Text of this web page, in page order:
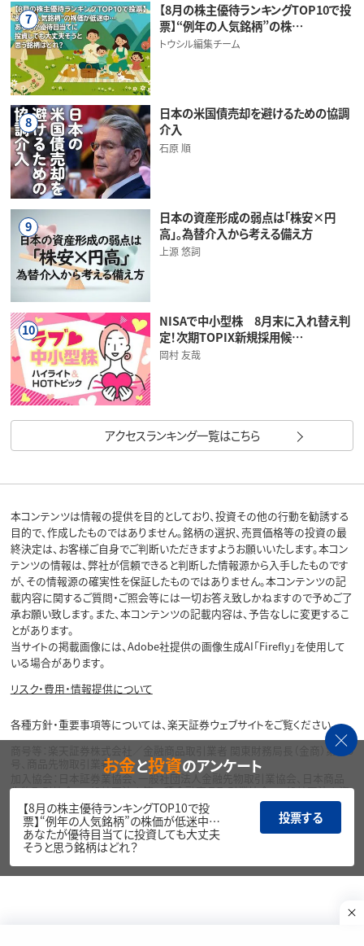
7
【8月の株主優待ランキングTOP10で投
票】“例年の人気銘柄”の株…
トウシル編集チーム
8
日本の米国債売却を避けるための協調
介入
石原 順
9
日本の資産形成の弱点は「株安×円
高」。為替介入から考える備え方
上源 悠詞
10
NISAで中小型株 8月末に入れ替え判
定！次期TOPIX新規採用候…
岡村 友哉
アクセスランキング一覧はこちら
本コンテンツは情報の提供を目的としており、投資その他の行動を勧誘する
目的で、作成したものではありません。銘柄の選択、売買価格等の投資の最
終決定は、お客様ご自身でご判断いただきますようお願いいたします。本コン
テンツの情報は、弊社が信頼できると判断した情報源から入手したものです
が、その情報源の確実性を保証したものではありません。本コンテンツの記
載内容に関するご質問・ご照会等には一切お答え致しかねますので予めご了
承お願い致します。また、本コンテンツの記載内容は、予告なしに変更するこ
とがあります。
当サイトの掲載画像には、Adobe社提供の画像生成AI「Firefly」を使用して
いる場合があります。
リスク・費用・情報提供について
各種方針・重要事項等については、楽天証券ウェブサイトをご覧ください。
商号等：楽天証券株式会社／金融商品取引業者 関東財務局長（金商）第195
号、商品先物取引業者
加入協会：日本証券業協会、一般社団法人金融先物取引業協会、日本商品
先物取引協会、一般社団法人第二種金融商品取引業協会、一般社団法人資
産運用業協会
Copyright©
1999-2026 Rakuten Securities, Inc. All
お金と投資のアンケート
【8月の株主優待ランキングTOP10で投
票】“例年の人気銘柄”の株価が低迷中…
あなたが優待目当てに投資しても大丈夫
そうと思う銘柄はどれ？
投票する